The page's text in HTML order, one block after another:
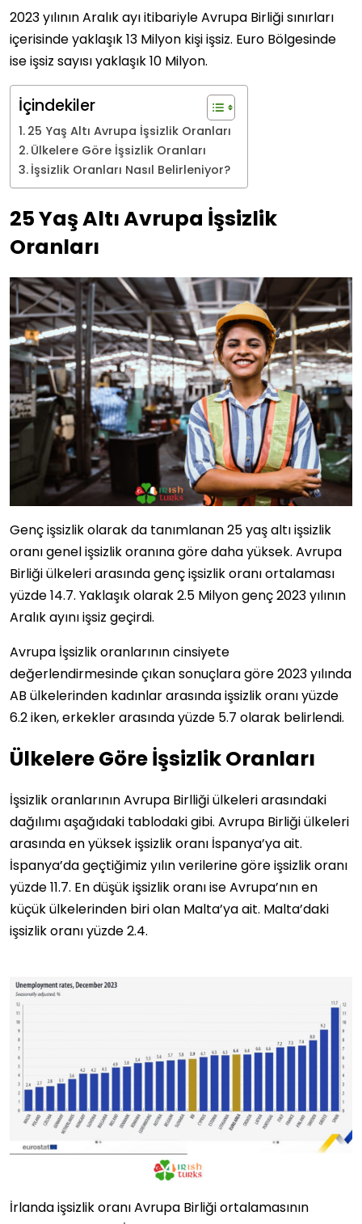
2023 yılının Aralık ayı itibariyle Avrupa Birliği sınırları
içerisinde yaklaşık 13 Milyon kişi işsiz. Euro Bölgesinde
ise işsiz sayısı yaklaşık 10 Milyon.
İçindekiler
25 Yaş Altı Avrupa İşsizlik Oranları
Ülkelere Göre İşsizlik Oranları
İşsizlik Oranları Nasıl Belirleniyor?
25 Yaş Altı Avrupa İşsizlik
Oranları
Genç işsizlik olarak da tanımlanan 25 yaş altı işsizlik
oranı genel işsizlik oranına göre daha yüksek. Avrupa
Birliği ülkeleri arasında genç işsizlik oranı ortalaması
yüzde 14.7. Yaklaşık olarak 2.5 Milyon genç 2023 yılının
Aralık ayını işsiz geçirdi.
Avrupa İşsizlik oranlarının cinsiyete
değerlendirmesinde çıkan sonuçlara göre 2023 yılında
AB ülkelerinden kadınlar arasında işsizlik oranı yüzde
6.2 iken, erkekler arasında yüzde 5.7 olarak belirlendi.
Ülkelere Göre İşsizlik Oranları
İşsizlik oranlarının Avrupa Birlliği ülkeleri arasındaki
dağılımı aşağıdaki tablodaki gibi. Avrupa Birliği ülkeleri
arasında en yüksek işsizlik oranı İspanya’ya ait.
İspanya’da geçtiğimiz yılın verilerine göre işsizlik oranı
yüzde 11.7. En düşük işsizlik oranı ise Avrupa’nın en
küçük ülkelerinden biri olan Malta’ya ait. Malta’daki
işsizlik oranı yüzde 2.4.
İrlanda işsizlik oranı Avrupa Birliği ortalamasının